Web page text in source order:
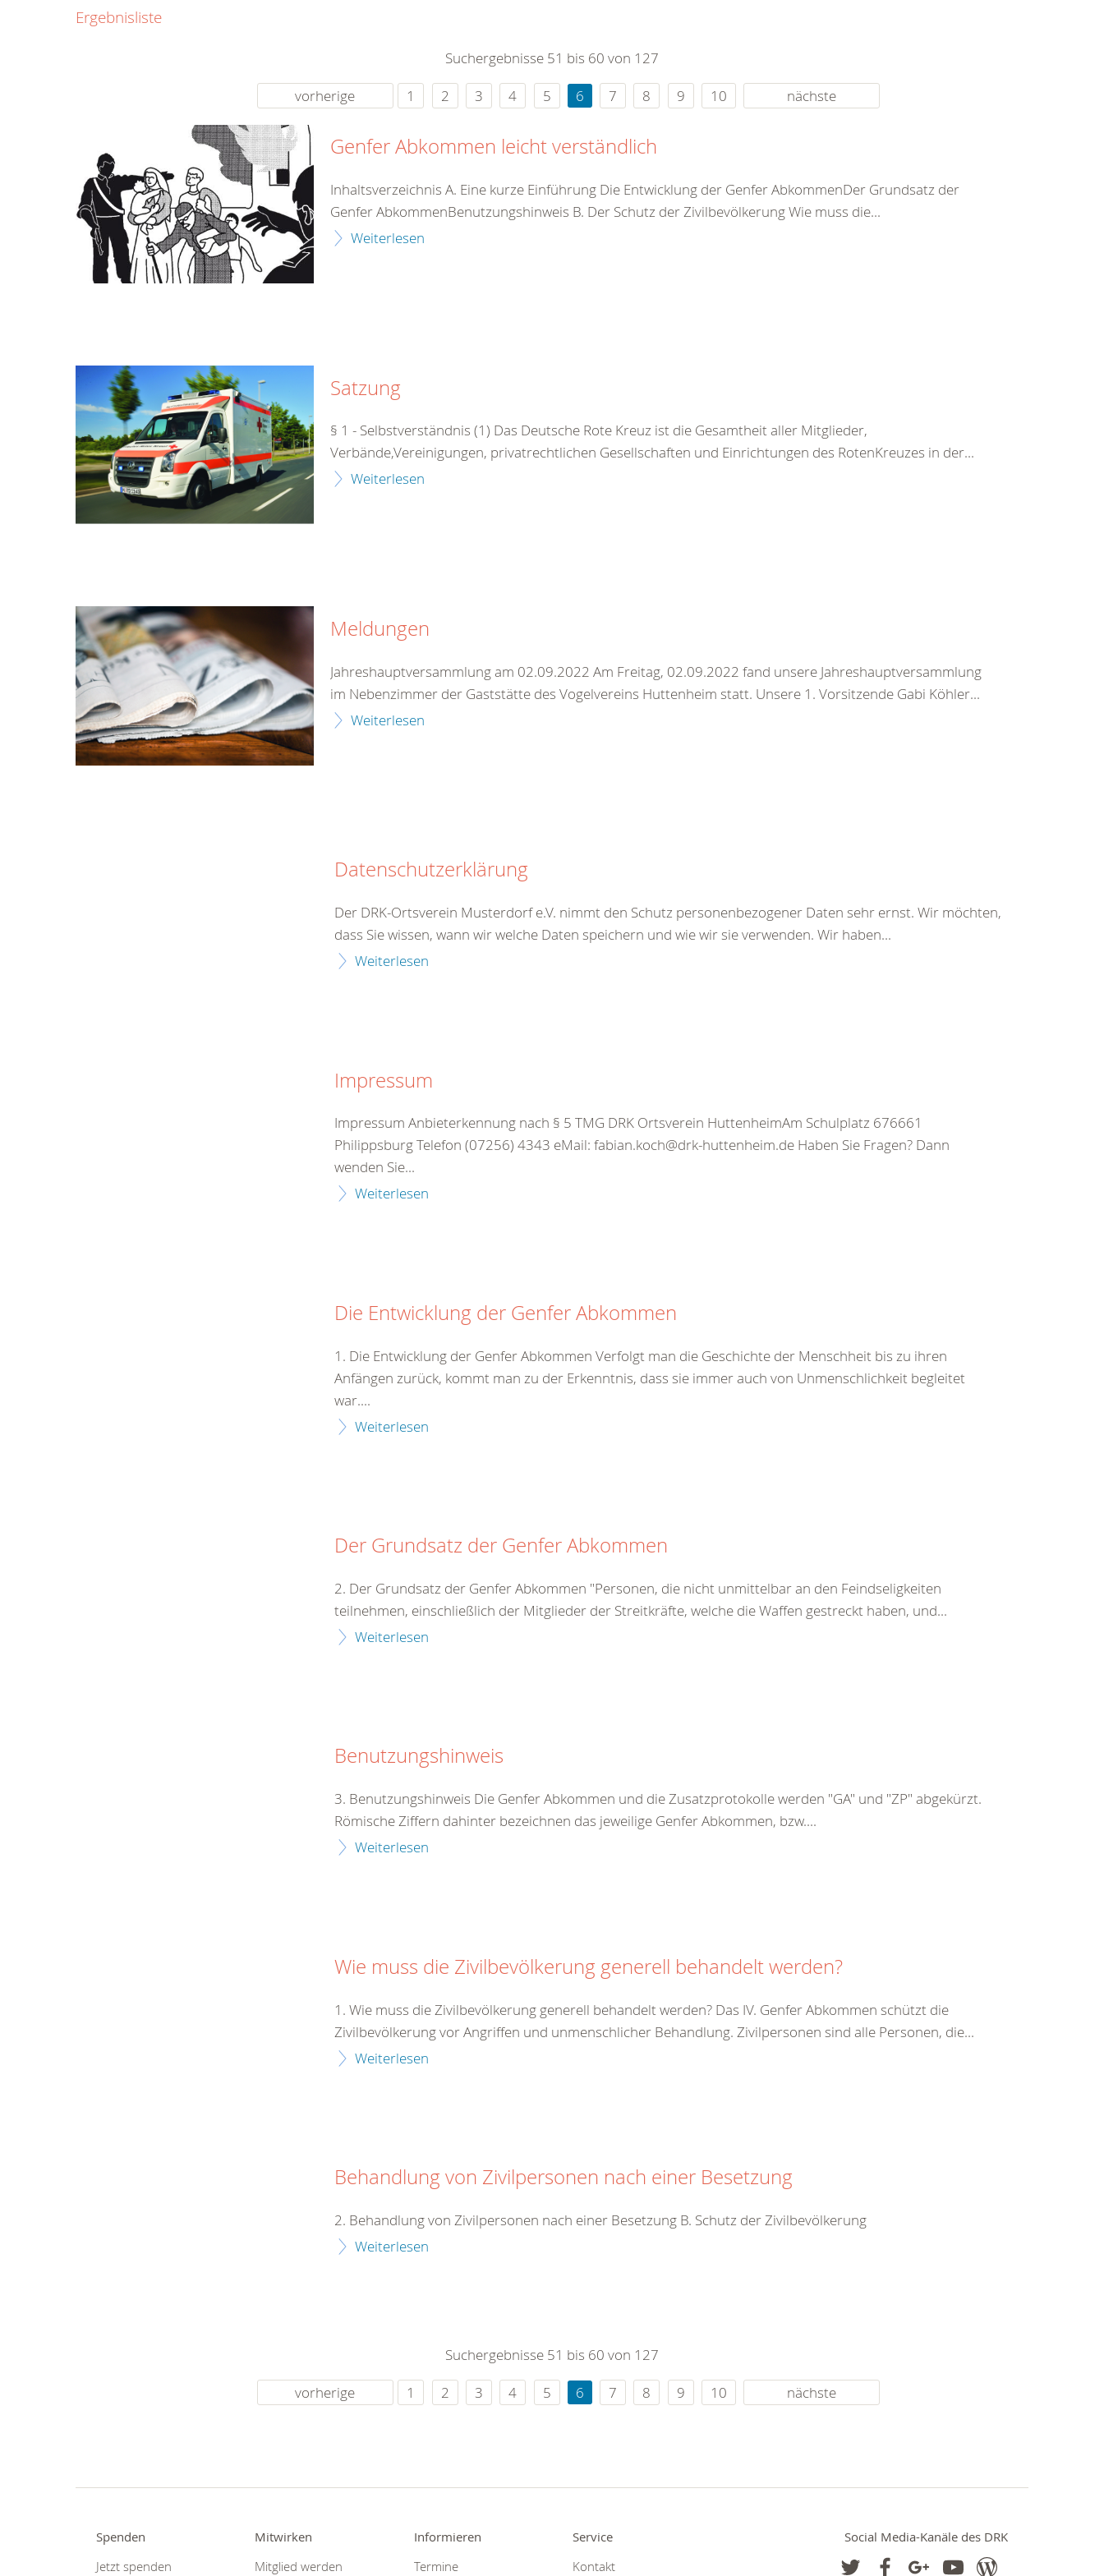
rund um die Uhr
Ergebnisliste
Suchergebnisse 51 bis 60 von 127
vorherige
1 2 3 4 5 6 7 8 9 10 nächste
Genfer Abkommen leicht verständlich
Inhaltsverzeichnis A. Eine kurze Einführung Die Entwicklung der Genfer AbkommenDer Grundsatz der
Genfer AbkommenBenutzungshinweis B. Der Schutz der Zivilbevölkerung Wie muss die...
Weiterlesen
Satzung
§ 1 - Selbstverständnis (1) Das Deutsche Rote Kreuz ist die Gesamtheit aller Mitglieder,
Verbände,Vereinigungen, privatrechtlichen Gesellschaften und Einrichtungen des RotenKreuzes in der...
Weiterlesen
Meldungen
Jahreshauptversammlung am 02.09.2022 Am Freitag, 02.09.2022 fand unsere Jahreshauptversammlung
im Nebenzimmer der Gaststätte des Vogelvereins Huttenheim statt. Unsere 1. Vorsitzende Gabi Köhler...
Weiterlesen
Datenschutzerklärung
Der DRK-Ortsverein Musterdorf e.V. nimmt den Schutz personenbezogener Daten sehr ernst. Wir möchten,
dass Sie wissen, wann wir welche Daten speichern und wie wir sie verwenden. Wir haben...
Weiterlesen
Impressum
Impressum Anbieterkennung nach § 5 TMG DRK Ortsverein HuttenheimAm Schulplatz 676661
Philippsburg Telefon (07256) 4343 eMail: fabian.koch@drk-huttenheim.de Haben Sie Fragen? Dann
wenden Sie...
Weiterlesen
Die Entwicklung der Genfer Abkommen
1. Die Entwicklung der Genfer Abkommen Verfolgt man die Geschichte der Menschheit bis zu ihren
Anfängen zurück, kommt man zu der Erkenntnis, dass sie immer auch von Unmenschlichkeit begleitet
war....
Weiterlesen
Der Grundsatz der Genfer Abkommen
2. Der Grundsatz der Genfer Abkommen "Personen, die nicht unmittelbar an den Feindseligkeiten
teilnehmen, einschließlich der Mitglieder der Streitkräfte, welche die Waffen gestreckt haben, und...
Weiterlesen
Benutzungshinweis
3. Benutzungshinweis Die Genfer Abkommen und die Zusatzprotokolle werden "GA" und "ZP" abgekürzt.
Römische Ziffern dahinter bezeichnen das jeweilige Genfer Abkommen, bzw....
Weiterlesen
Wie muss die Zivilbevölkerung generell behandelt werden?
1. Wie muss die Zivilbevölkerung generell behandelt werden? Das IV. Genfer Abkommen schützt die
Zivilbevölkerung vor Angriffen und unmenschlicher Behandlung. Zivilpersonen sind alle Personen, die...
Weiterlesen
Behandlung von Zivilpersonen nach einer Besetzung
2. Behandlung von Zivilpersonen nach einer Besetzung B. Schutz der Zivilbevölkerung
Weiterlesen
Suchergebnisse 51 bis 60 von 127
vorherige
1 2 3 4 5 6 7 8 9 10 nächste
Spenden
Jetzt spenden
Mitwirken
Mitglied werden
Informieren
Termine
Service
Kontakt
Social Media-Kanäle des DRK